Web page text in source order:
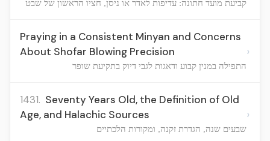
קביעת מועד חתונה: עדיפות לאדר או ניסן, חציו הראשון של שבט
Praying in a Consistent Minyan and Concerns
About Shofar Blowing Precision
התפילה במנין קבוע ודאגות לגבי דיוק בתקיעת שופר
›
1431. Seventy Years Old, the Definition of Old
Age, and Halachic Sources
שבעים שנה, הגדרת זקנה, ומקורות הלכתיים
›